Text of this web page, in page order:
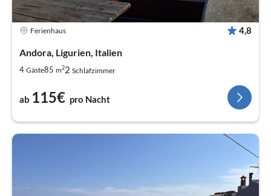
Ferienhaus 4,8
Andora, Ligurien, Italien
4 Gäste85 m22 Schlafzimmer
ab 115€ pro Nacht